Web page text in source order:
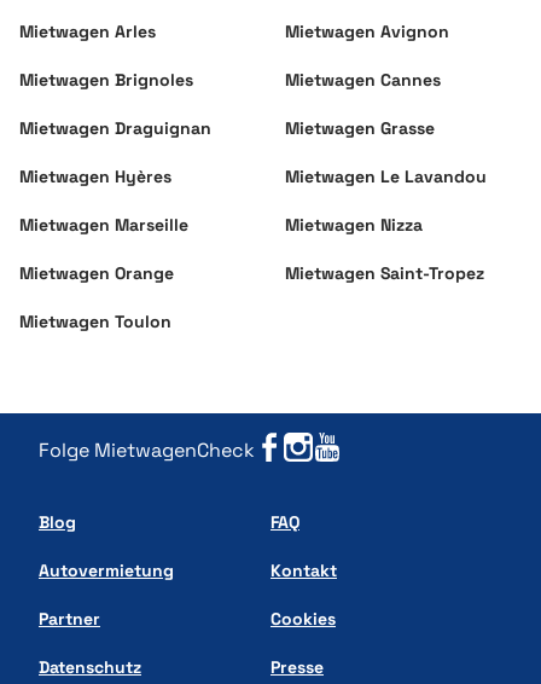
Mietwagen Arles Mietwagen Avignon
Mietwagen Brignoles Mietwagen Cannes
Mietwagen Draguignan Mietwagen Grasse
Mietwagen Hyères Mietwagen Le Lavandou
Mietwagen Marseille Mietwagen Nizza
Mietwagen Orange Mietwagen Saint-Tropez
Mietwagen Toulon
Folge MietwagenCheck
Blog FAQ
Autovermietung Kontakt
Partner Cookies
Datenschutz Presse